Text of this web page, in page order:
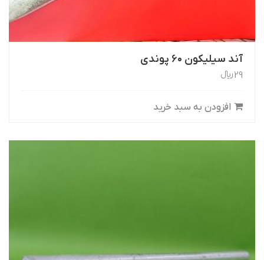
آند سیلیکون ۶۰ پوندی
29﷼
افزودن به سبد خرید